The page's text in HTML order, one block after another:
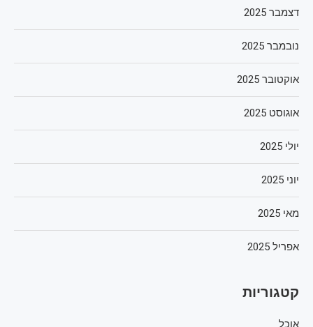
דצמבר 2025
נובמבר 2025
אוקטובר 2025
אוגוסט 2025
יולי 2025
יוני 2025
מאי 2025
אפריל 2025
קטגוריות